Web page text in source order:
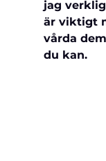
jag
är viktigt
vårda
du kan.